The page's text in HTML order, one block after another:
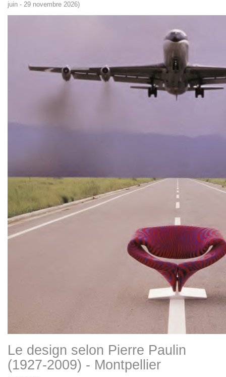
juin - 29 novembre 2026)
Le design selon Pierre Paulin
(1927-2009) - Montpellier